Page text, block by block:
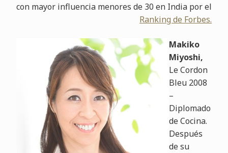
con mayor influencia menores de 30 en India por el
Ranking de Forbes.
Makiko
Miyoshi,
Le Cordon
Bleu 2008
–
Diplomado
de Cocina.
Después
de su